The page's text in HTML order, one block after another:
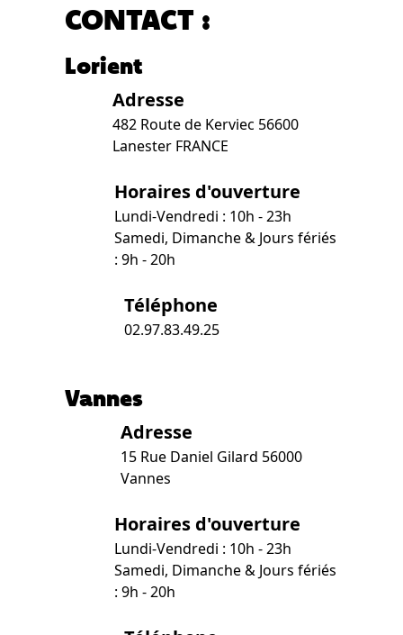
CONTACT :
Lorient
Adresse
482 Route de Kerviec 56600
Lanester FRANCE
Horaires d'ouverture
Lundi-Vendredi : 10h - 23h
Samedi, Dimanche & Jours fériés
: 9h - 20h
Téléphone
02.97.83.49.25
Vannes
Adresse
15 Rue Daniel Gilard 56000
Vannes
Horaires d'ouverture
Lundi-Vendredi : 10h - 23h
Samedi, Dimanche & Jours fériés
: 9h - 20h